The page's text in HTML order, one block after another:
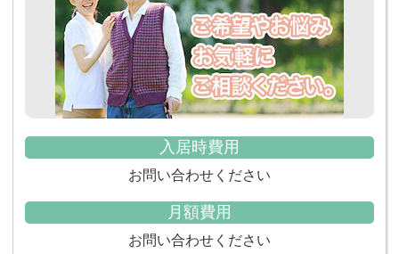
入居時費用
お問い合わせください
月額費用
お問い合わせください